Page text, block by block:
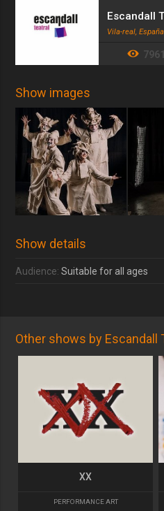
Escandall
Vila-real, España
7961
Show images
Show details
Audience:Suitable for all ages
Other shows by Escandall
XX
PERFORMANCE ART